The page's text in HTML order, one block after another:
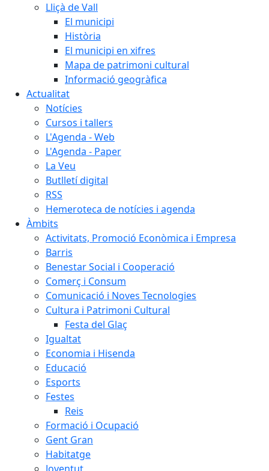
Lliçà de Vall
El municipi
Història
El municipi en xifres
Mapa de patrimoni cultural
Informació geogràfica
Actualitat
Notícies
Cursos i tallers
L'Agenda - Web
L'Agenda - Paper
La Veu
Butlletí digital
RSS
Hemeroteca de notícies i agenda
Àmbits
Activitats, Promoció Econòmica i Empresa
Barris
Benestar Social i Cooperació
Comerç i Consum
Comunicació i Noves Tecnologies
Cultura i Patrimoni Cultural
Festa del Glaç
Igualtat
Economia i Hisenda
Educació
Esports
Festes
Reis
Formació i Ocupació
Gent Gran
Habitatge